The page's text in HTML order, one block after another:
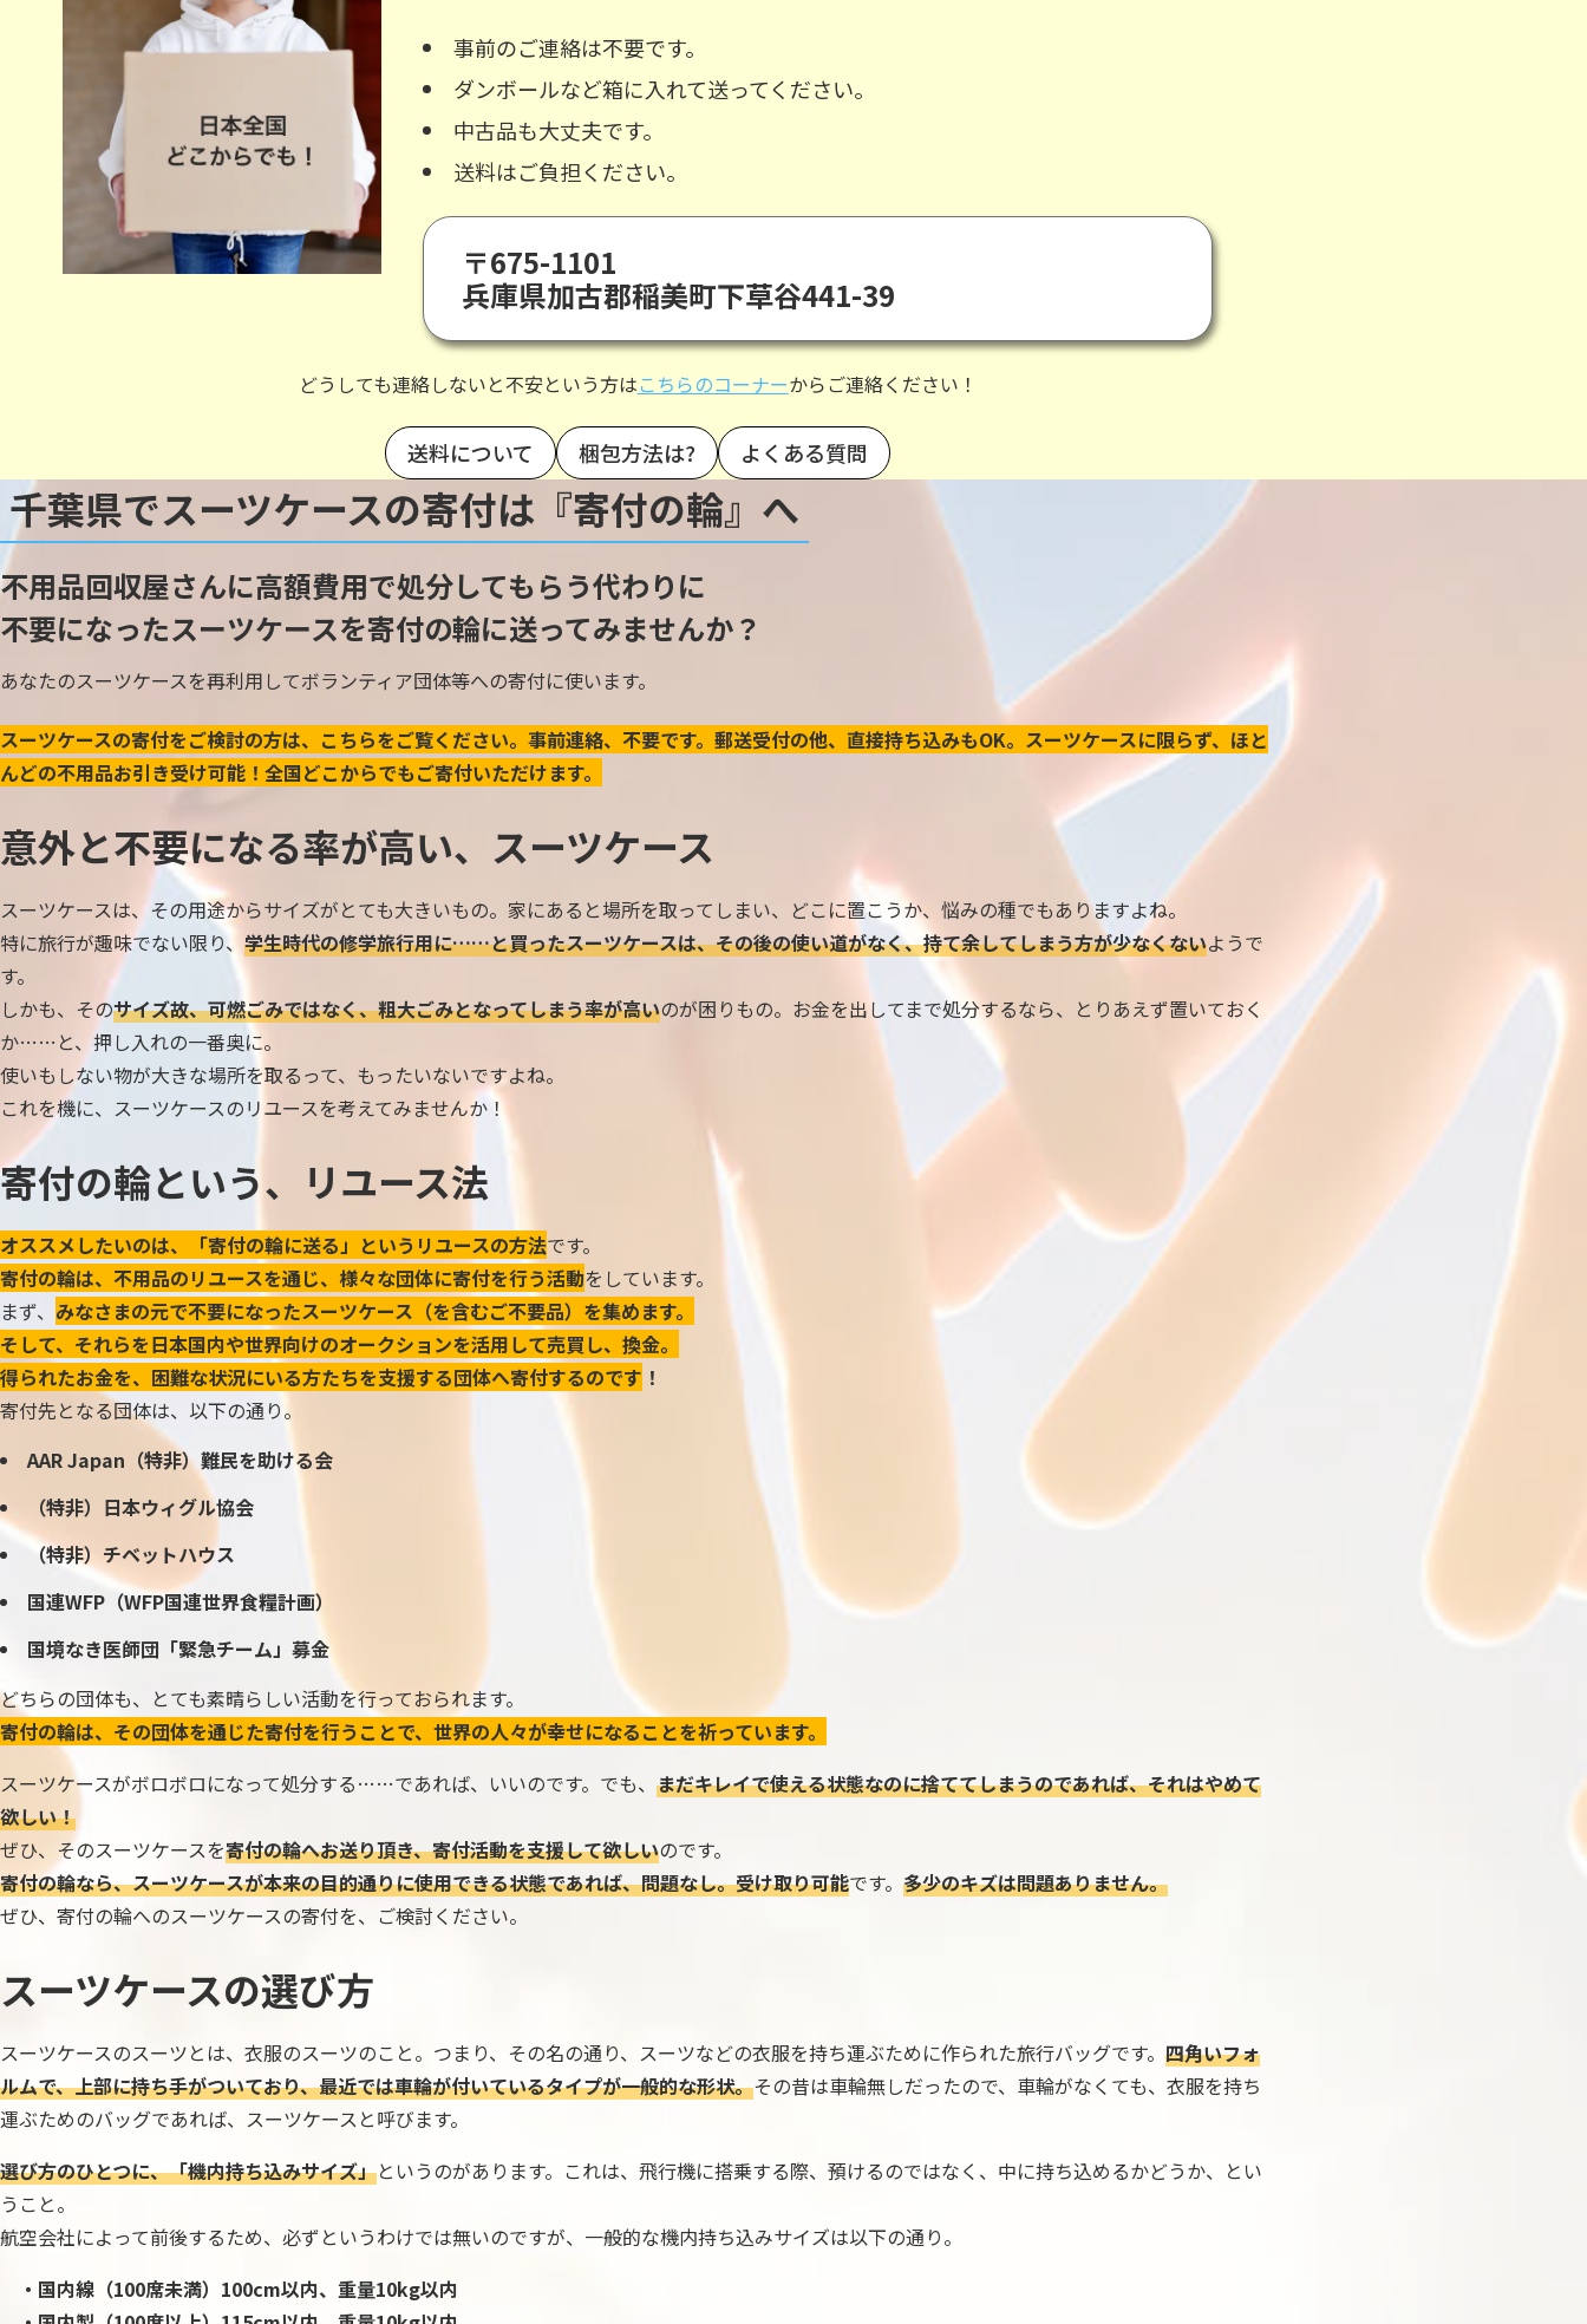
事前のご連絡は不要です。
ダンボールなど箱に入れて送ってください。
中古品も大丈夫です。
送料はご負担ください。
〒675-1101
兵庫県加古郡稲美町下草谷441-39
どうしても連絡しないと不安という方はこちらのコーナーからご連絡ください！
送料について 梱包方法は? よくある質問
千葉県でスーツケースの寄付は『寄付の輪』へ
不用品回収屋さんに高額費用で処分してもらう代わりに
不要になったスーツケースを寄付の輪に送ってみませんか？
あなたのスーツケースを再利用してボランティア団体等への寄付に使います。
スーツケースの寄付をご検討の方は、こちらをご覧ください。事前連絡、不要です。郵送受付の他、直接持ち込みもOK。スーツケースに限らず、ほと
んどの不用品お引き受け可能！全国どこからでもご寄付いただけます。
意外と不要になる率が高い、スーツケース
スーツケースは、その用途からサイズがとても大きいもの。家にあると場所を取ってしまい、どこに置こうか、悩みの種でもありますよね。
特に旅行が趣味でない限り、 学生時代の修学旅行用に……と買ったスーツケースは、その後の使い道がなく、持て余してしまう方が少なくないようで
す。
しかも、そのサイズ故、可燃ごみではなく、粗大ごみとなってしまう率が高いのが困りもの。お金を出してまで処分するなら、とりあえず置いておく
か……と、押し入れの一番奥に。
使いもしない物が大きな場所を取るって、もったいないですよね。
これを機に、スーツケースのリユースを考えてみませんか！
寄付の輪という、リユース法
オススメしたいのは、「寄付の輪に送る」というリユースの方法です。
寄付の輪は、不用品のリユースを通じ、様々な団体に寄付を行う活動をしています。
まず、 みなさまの元で不要になったスーツケース（を含むご不要品）を集めます。
そして、それらを日本国内や世界向けのオークションを活用して売買し、換金。
得られたお金を、困難な状況にいる方たちを支援する団体へ寄付するのです ！
寄付先となる団体は、以下の通り。
AAR Japan（特非）難民を助ける会
（特非）日本ウィグル協会
（特非）チベットハウス
国連WFP（WFP国連世界食糧計画）
国境なき医師団「緊急チーム」募金
どちらの団体も、とても素晴らしい活動を行っておられます。
寄付の輪は、その団体を通じた寄付を行うことで、世界の人々が幸せになることを祈っています。
スーツケースがボロボロになって処分する……であれば、いいのです。でも、 まだキレイで使える状態なのに捨ててしまうのであれば、それはやめて
欲しい！
ぜひ、そのスーツケースを寄付の輪へお送り頂き、寄付活動を支援して欲しいのです。
寄付の輪なら、スーツケースが本来の目的通りに使用できる状態であれば、問題なし。受け取り可能です。 多少のキズは問題ありません。
ぜひ、寄付の輪へのスーツケースの寄付を、ご検討ください。
スーツケースの選び方
スーツケースのスーツとは、衣服のスーツのこと。つまり、その名の通り、スーツなどの衣服を持ち運ぶために作られた旅行バッグです。 四角いフォ
ルムで、上部に持ち手がついており、最近では車輪が付いているタイプが一般的な形状。その昔は車輪無しだったので、車輪がなくても、衣服を持ち
運ぶためのバッグであれば、スーツケースと呼びます。
選び方のひとつに、「機内持ち込みサイズ」というのがあります。これは、飛行機に搭乗する際、預けるのではなく、中に持ち込めるかどうか、とい
うこと。
航空会社によって前後するため、必ずというわけでは無いのですが、一般的な機内持ち込みサイズは以下の通り。
・国内線（100席未満）100cm以内、重量10kg以内